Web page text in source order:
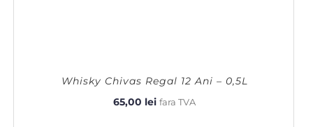
Whisky Chivas Regal 12 Ani – 0,5L
65,00 lei fara TVA